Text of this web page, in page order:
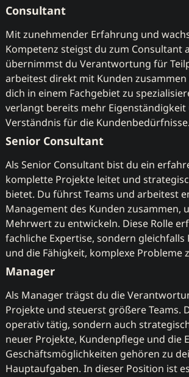
Consultant
Mit zunehmender Erfahrung und
Kompetenz steigst du zum Consultant
übernimmst du Verantwortung für
arbeitest direkt mit Kunden
dich in einem Fachgebiet zu
verlangt bereits mehr
Verständnis für die Kundenbedürfnisse.
Senior Consultant
Als Senior Consultant bist du ein
komplette Projekte leitet und
bietet. Du führst Teams und arbeitest
Management des Kunden zusammen,
Mehrwert zu entwickeln. Diese Rolle
fachliche Expertise, sondern
und die Fähigkeit, komplexe Probleme
Manager
Als Manager trägst du die
Projekte und steuerst größere Teams.
operativ tätig, sondern auch
neuer Projekte, Kundenpflege und die
Geschäftsmöglichkeiten gehören zu
Hauptaufgaben. In dieser Position ist